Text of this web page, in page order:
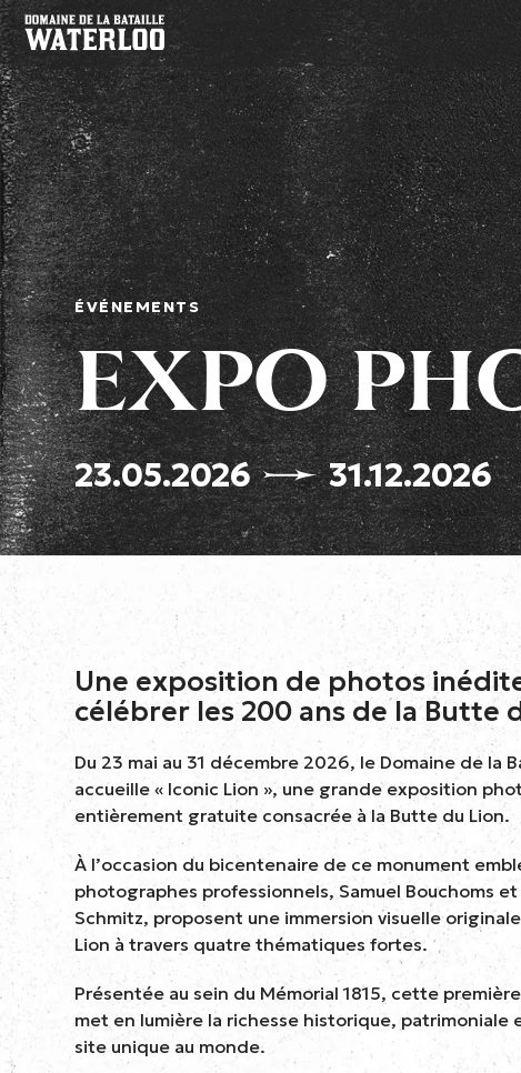
ÉVÉNEMENTS
EXPO
23.05.2026 31.12.2026
Une exposition de photos
célébrer les 200 ans de la Butte
Du 23 mai au 31 décembre 2026, le Domaine de la
accueille « Iconic Lion », une grande exposition
entièrement gratuite consacrée à la Butte du Lion.
À l’occasion du bicentenaire de ce monument
photographes professionnels, Samuel Bouchoms et
Schmitz, proposent une immersion visuelle
Lion à travers quatre thématiques fortes.
Présentée au sein du Mémorial 1815, cette
met en lumière la richesse historique, patrimoniale
site unique au monde.